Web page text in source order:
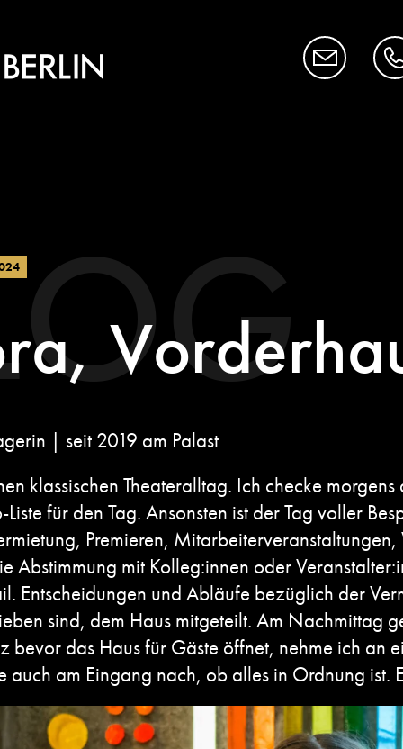
| seit 2019 am Palast
klassischen Theateralltag. Ich checke
Liste für den Tag. Ansonsten ist der Tag voller
Premieren, Mitarbeiterveranstaltungen,
Abstimmung mit Kolleg:innen oder
Entscheidungen und Abläufe bezüglich der
sind, dem Haus mitgeteilt. Am Nachmittag
bevor das Haus für Gäste öffnet, nehme ich an
auch am Eingang nach, ob alles in Ordnung ist.